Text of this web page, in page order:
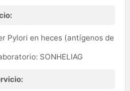
Pylori en heces (antígenos de
SONHELIAG